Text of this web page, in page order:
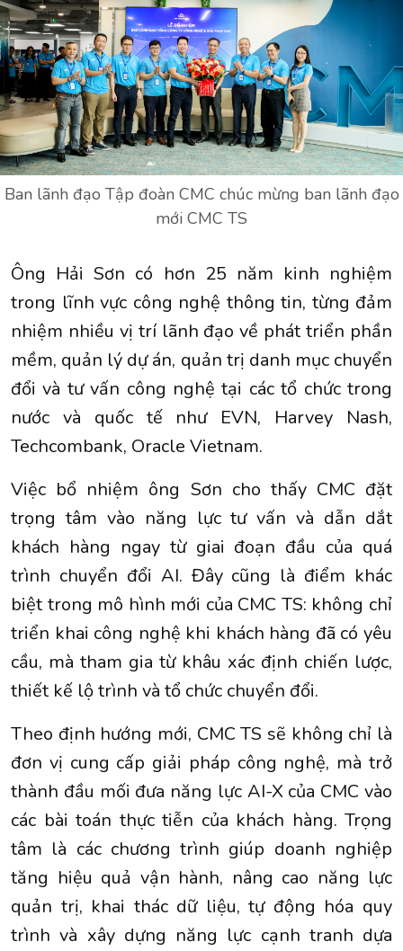
Ban lãnh đạo Tập đoàn CMC chúc mừng ban lãnh đạo
mới CMC TS
Ông Hải Sơn có hơn 25 năm kinh nghiệm
trong lĩnh vực công nghệ thông tin, từng đảm
nhiệm nhiều vị trí lãnh đạo về phát triển phần
mềm, quản lý dự án, quản trị danh mục chuyển
đổi và tư vấn công nghệ tại các tổ chức trong
nước và quốc tế như EVN, Harvey Nash,
Techcombank, Oracle Vietnam.
Việc bổ nhiệm ông Sơn cho thấy CMC đặt
trọng tâm vào năng lực tư vấn và dẫn dắt
khách hàng ngay từ giai đoạn đầu của quá
trình chuyển đổi AI. Đây cũng là điểm khác
biệt trong mô hình mới của CMC TS: không chỉ
triển khai công nghệ khi khách hàng đã có yêu
cầu, mà tham gia từ khâu xác định chiến lược,
thiết kế lộ trình và tổ chức chuyển đổi.
Theo định hướng mới, CMC TS sẽ không chỉ là
đơn vị cung cấp giải pháp công nghệ, mà trở
thành đầu mối đưa năng lực AI-X của CMC vào
các bài toán thực tiễn của khách hàng. Trọng
tâm là các chương trình giúp doanh nghiệp
tăng hiệu quả vận hành, nâng cao năng lực
quản trị, khai thác dữ liệu, tự động hóa quy
trình và xây dựng năng lực cạnh tranh dựa